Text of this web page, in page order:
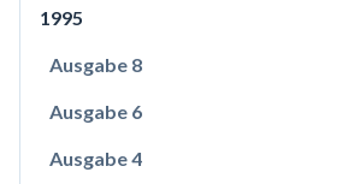
1995
Ausgabe 8
Ausgabe 6
Ausgabe 4